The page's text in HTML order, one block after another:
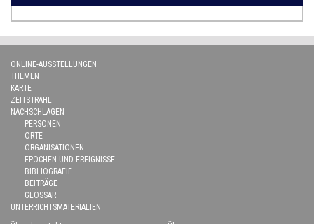
ONLINE-AUSSTELLUNGEN
THEMEN
KARTE
ZEITSTRAHL
NACHSCHLAGEN
PERSONEN
ORTE
ORGANISATIONEN
EPOCHEN UND EREIGNISSE
BIBLIOGRAFIE
BEITRÄGE
GLOSSAR
UNTERRICHTSMATERIALIEN